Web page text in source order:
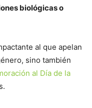
biológicas o
al que apelan
sino también
al Día de la